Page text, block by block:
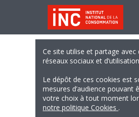
Ce site utilise et partage
réseaux sociaux et
Le dépôt de ces cookies est
mesures d’audience
votre choix à tout moment
notre politique Cookies .